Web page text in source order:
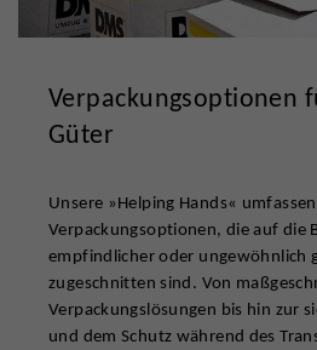
Verpackungsoptionen
Güter
Unsere »Helping Hands«
Verpackungsoptionen, die auf die
empfindlicher oder ungewöhnlich
zugeschnitten sind. Von
Verpackungslösungen bis hin zur
und dem Schutz während des